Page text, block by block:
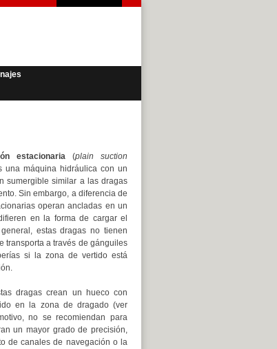
estacionaria(plain suction
una máquina hidráulica con un
sumergible similar a las dragas
Sin embargo, a diferencia de
operan ancladas en un
en la forma de cargar el
estas dragas no tienen
transporta a través de gánguiles
si la zona de vertido está
dragas crean un hueco con
en la zona de dragado (ver
no se recomiendan para
un mayor grado de precisión,
de canales de navegación o la